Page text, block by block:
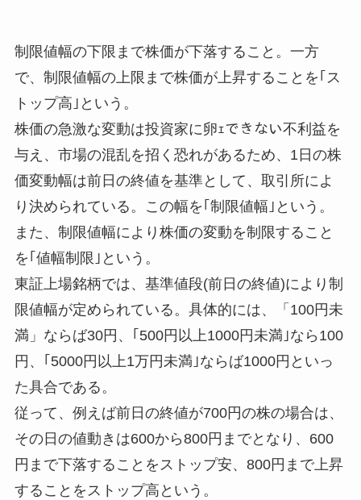
制限値幅の下限まで株価が下落すること。一方
で、制限値幅の上限まで株価が上昇することを｢ス
トップ高｣という。
株価の急激な変動は投資家に卵ｪできない不利益を
与え、市場の混乱を招く恐れがあるため、1日の株
価変動幅は前日の終値を基準として、取引所によ
り決められている。この幅を｢制限値幅｣という。
また、制限値幅により株価の変動を制限すること
を｢値幅制限｣という。
東証上場銘柄では、基準値段(前日の終値)により制
限値幅が定められている。具体的には、「100円未
満」ならば30円、｢500円以上1000円未満｣なら100
円、｢5000円以上1万円未満｣ならば1000円といっ
た具合である。
従って、例えば前日の終値が700円の株の場合は、
その日の値動きは600から800円までとなり、600
円まで下落することをストップ安、800円まで上昇
することをストップ高という。